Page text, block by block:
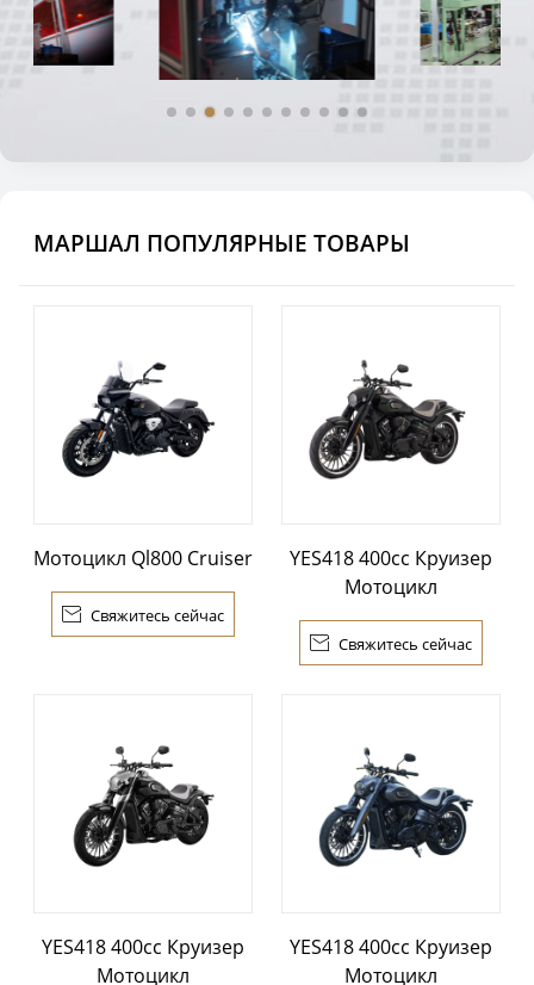
МАРШАЛ ПОПУЛЯРНЫЕ ТОВАРЫ
Мотоцикл Ql800 Cruiser
 Свяжитесь сейчас
YES418 400cc Круизер
Мотоцикл
 Свяжитесь сейчас
YES418 400cc Круизер
Мотоцикл
YES418 400cc Круизер
Мотоцикл